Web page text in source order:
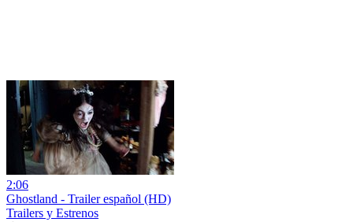
2:06
Ghostland - Trailer español (HD)
Trailers y Estrenos